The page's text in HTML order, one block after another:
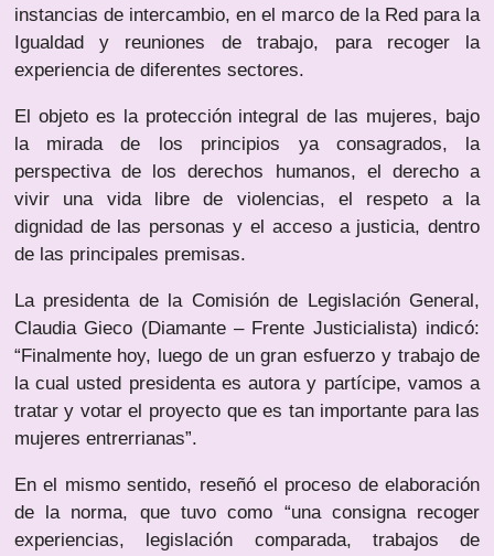
instancias de intercambio, en el marco de la Red para la
Igualdad y reuniones de trabajo, para recoger la
experiencia de diferentes sectores.
El objeto es la protección integral de las mujeres, bajo
la mirada de los principios ya consagrados, la
perspectiva de los derechos humanos, el derecho a
vivir una vida libre de violencias, el respeto a la
dignidad de las personas y el acceso a justicia, dentro
de las principales premisas.
La presidenta de la Comisión de Legislación General,
Claudia Gieco (Diamante – Frente Justicialista) indicó:
“Finalmente hoy, luego de un gran esfuerzo y trabajo de
la cual usted presidenta es autora y partícipe, vamos a
tratar y votar el proyecto que es tan importante para las
mujeres entrerrianas”.
En el mismo sentido, reseñó el proceso de elaboración
de la norma, que tuvo como “una consigna recoger
experiencias, legislación comparada, trabajos de